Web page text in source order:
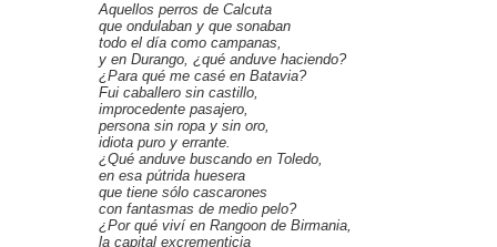
Aquellos perros de Calcuta
que ondulaban y que sonaban
todo el día como campanas,
y en Durango, ¿qué anduve haciendo?
¿Para qué me casé en Batavia?
Fui caballero sin castillo,
improcedente pasajero,
persona sin ropa y sin oro,
idiota puro y errante.
¿Qué anduve buscando en Toledo,
en esa pútrida huesera
que tiene sólo cascarones
con fantasmas de medio pelo?
¿Por qué viví en Rangoon de Birmania,
la capital excrementicia